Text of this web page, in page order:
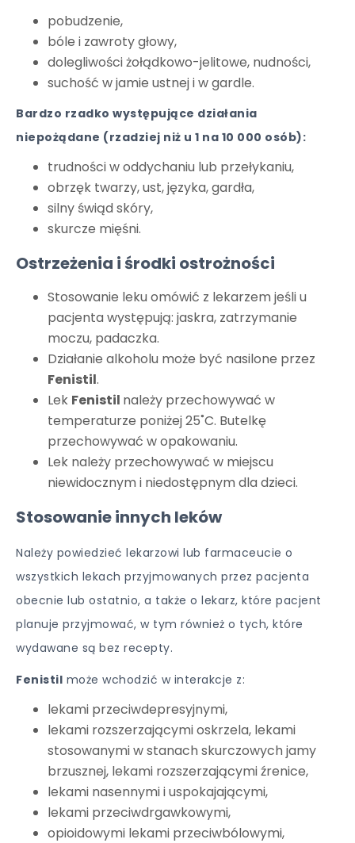
pobudzenie,
bóle i zawroty głowy,
dolegliwości żołądkowo-jelitowe, nudności,
suchość w jamie ustnej i w gardle.
Bardzo rzadko występujące działania
niepożądane (rzadziej niż u 1 na 10 000 osób):
trudności w oddychaniu lub przełykaniu,
obrzęk twarzy, ust, języka, gardła,
silny świąd skóry,
skurcze mięśni.
Ostrzeżenia i środki ostrożności
Stosowanie leku omówić z lekarzem jeśli u
pacjenta występują: jaskra, zatrzymanie
moczu, padaczka.
Działanie alkoholu może być nasilone przez
Fenistil.
Lek Fenistil należy przechowywać w
temperaturze poniżej 25˚C. Butelkę
przechowywać w opakowaniu.
Lek należy przechowywać w miejscu
niewidocznym i niedostępnym dla dzieci.
Stosowanie innych leków
Należy powiedzieć lekarzowi lub farmaceucie o
wszystkich lekach przyjmowanych przez pacjenta
obecnie lub ostatnio, a także o lekarz, które pacjent
planuje przyjmować, w tym również o tych, które
wydawane są bez recepty.
Fenistil może wchodzić w interakcje z:
lekami przeciwdepresyjnymi,
lekami rozszerzającymi oskrzela, lekami
stosowanymi w stanach skurczowych jamy
brzusznej, lekami rozszerzającymi źrenice,
lekami nasennymi i uspokajającymi,
lekami przeciwdrgawkowymi,
opioidowymi lekami przeciwbólowymi,